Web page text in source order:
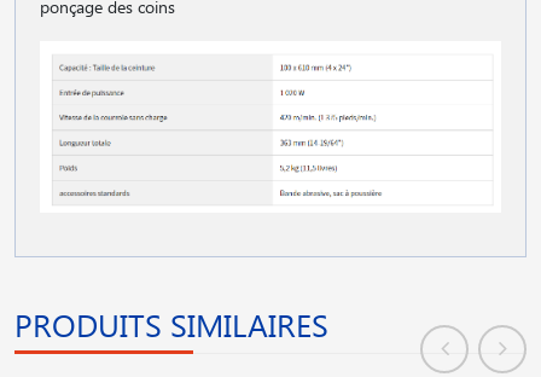
ponçage des coins
PRODUITS SIMILAIRES